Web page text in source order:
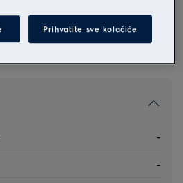
sigurno korištenje proizvoda
-
-
Prihvatite sve kolačiće